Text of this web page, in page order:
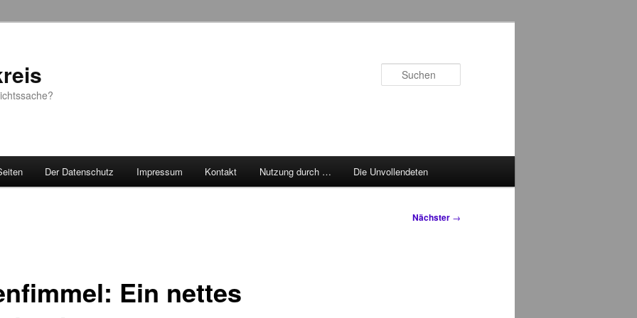
Der Datenschutz Impressum Kontakt Nutzung durch … Die Unvollendeten
Nächster →
Ein nettes